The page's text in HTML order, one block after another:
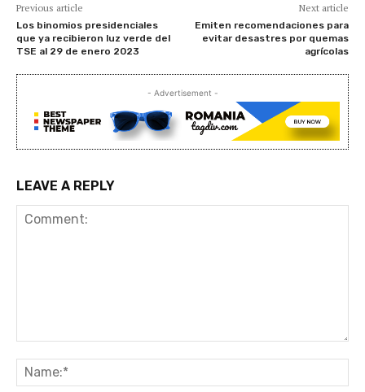
Previous article
Los binomios presidenciales
que ya recibieron luz verde del
TSE al 29 de enero 2023
Next article
Emiten recomendaciones para
evitar desastres por quemas
agrícolas
- Advertisement -
LEAVE A REPLY